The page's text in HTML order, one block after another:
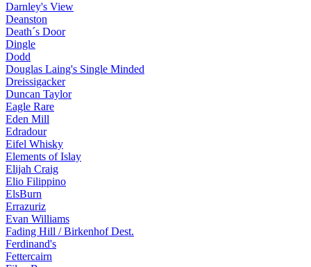
Darnley's View
Deanston
Death´s Door
Dingle
Dodd
Douglas Laing's Single Minded
Dreissigacker
Duncan Taylor
Eagle Rare
Eden Mill
Edradour
Eifel Whisky
Elements of Islay
Elijah Craig
Elio Filippino
ElsBurn
Errazuriz
Evan Williams
Fading Hill / Birkenhof Dest.
Ferdinand's
Fettercairn